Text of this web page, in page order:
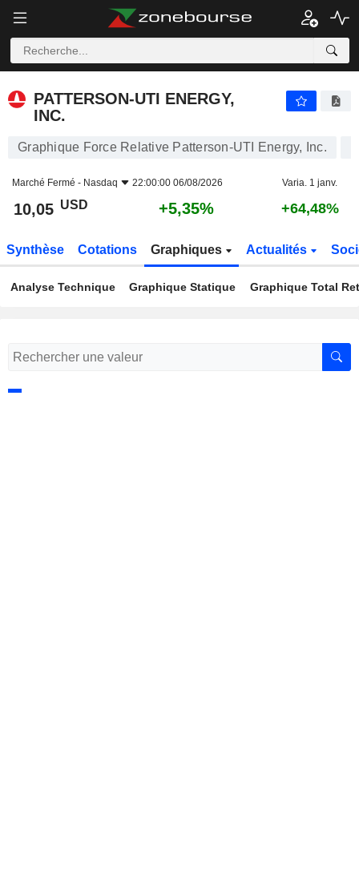
PATTERSON-UTI ENERGY,
INC.
Graphique Force Relative Patterson-UTI Energy, Inc.
Marché Fermé - Nasdaq 22:00:00 06/08/2026 Varia. 1 janv.
10,05 USD +5,35% +64,48%
Synthèse Cotations Graphiques Actualités
Analyse Technique Graphique Statique Graphique Total